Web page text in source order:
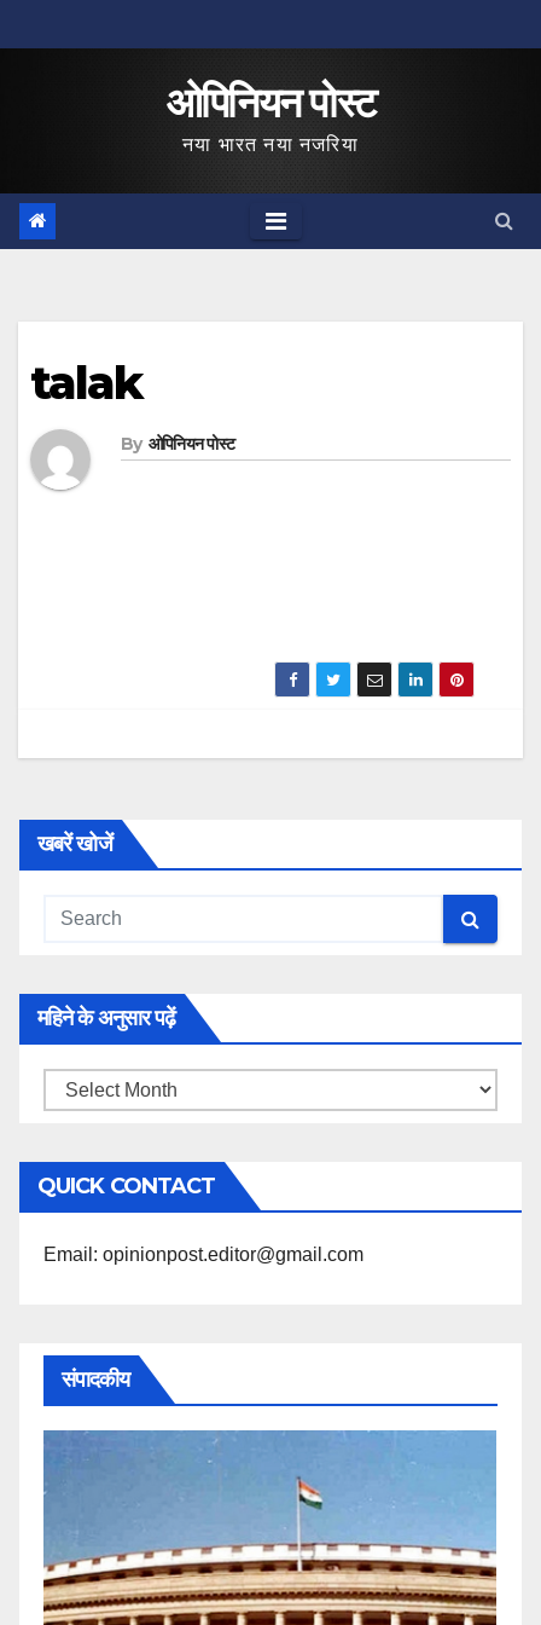
to
ओपिनियन पोस्ट
नया भारत नया नजरिया
talak
By ओपिनियन पोस्ट
खबरें खोजें
महिने के अनुसार पढ़ें
महिने
अनुसार
पढ़ें
QUICK CONTACT
Email: opinionpost.editor@gmail.com
संपादकीय